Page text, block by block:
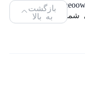
مدل TS
ویکومن
مدل
بازگشت
به بالا